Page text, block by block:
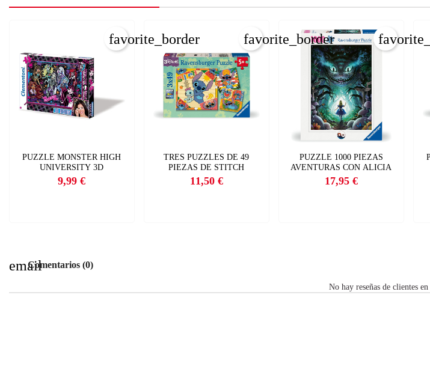
PUZZLE MONSTER HIGH
UNIVERSITY 3D
Precio
9,99 €
favorite_border
TRES PUZZLES DE 49
PIEZAS DE STITCH
Precio
11,50 €
favorite_border
PUZZLE 1000 PIEZAS
AVENTURAS CON ALICIA
Precio
17,95 €
emailComentarios (0)
No hay reseñas de clientes en
CREAR LISTA DE